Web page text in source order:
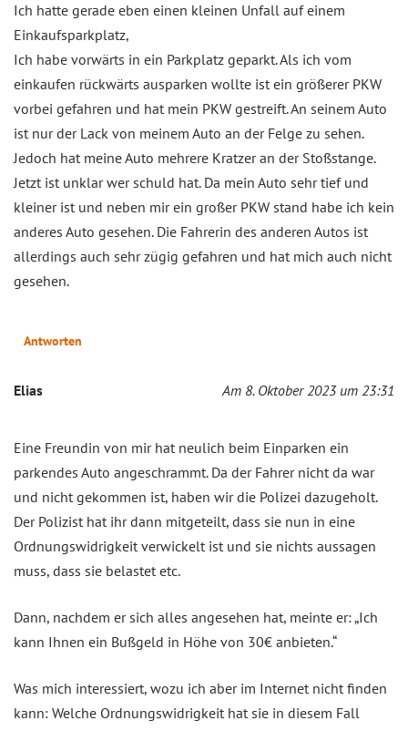
Ich hatte gerade eben einen kleinen Unfall auf einem
Einkaufsparkplatz,
Ich habe vorwärts in ein Parkplatz geparkt. Als ich vom
einkaufen rückwärts ausparken wollte ist ein größerer PKW
vorbei gefahren und hat mein PKW gestreift. An seinem Auto
ist nur der Lack von meinem Auto an der Felge zu sehen.
Jedoch hat meine Auto mehrere Kratzer an der Stoßstange.
Jetzt ist unklar wer schuld hat. Da mein Auto sehr tief und
kleiner ist und neben mir ein großer PKW stand habe ich kein
anderes Auto gesehen. Die Fahrerin des anderen Autos ist
allerdings auch sehr zügig gefahren und hat mich auch nicht
gesehen.
Antworten
Elias Am 8. Oktober 2023 um 23:31
Eine Freundin von mir hat neulich beim Einparken ein
parkendes Auto angeschrammt. Da der Fahrer nicht da war
und nicht gekommen ist, haben wir die Polizei dazugeholt.
Der Polizist hat ihr dann mitgeteilt, dass sie nun in eine
Ordnungswidrigkeit verwickelt ist und sie nichts aussagen
muss, dass sie belastet etc.
Dann, nachdem er sich alles angesehen hat, meinte er: „Ich
kann Ihnen ein Bußgeld in Höhe von 30€ anbieten.“
Was mich interessiert, wozu ich aber im Internet nicht finden
kann: Welche Ordnungswidrigkeit hat sie in diesem Fall